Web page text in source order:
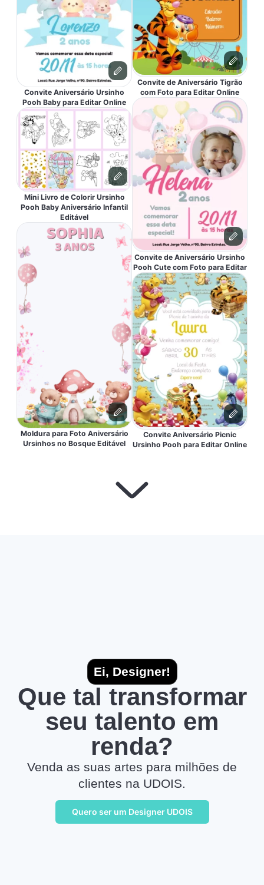
Convite Aniversário Ursinho
Pooh Baby para Editar Online
Mini Livro de Colorir Ursinho
Pooh Baby Aniversário Infantil
Editável
Moldura para Foto Aniversário
Ursinhos no Bosque Editável
Convite de Aniversário Tigrão
com Foto para Editar Online
Convite de Aniversário Ursinho
Pooh Cute com Foto para Editar
Convite Aniversário Picnic
Ursinho Pooh para Editar Online
Ei, Designer!
Que tal transformar
seu talento em
renda?
Venda as suas artes para milhões de
clientes na UDOIS.
Quero ser um Designer UDOIS